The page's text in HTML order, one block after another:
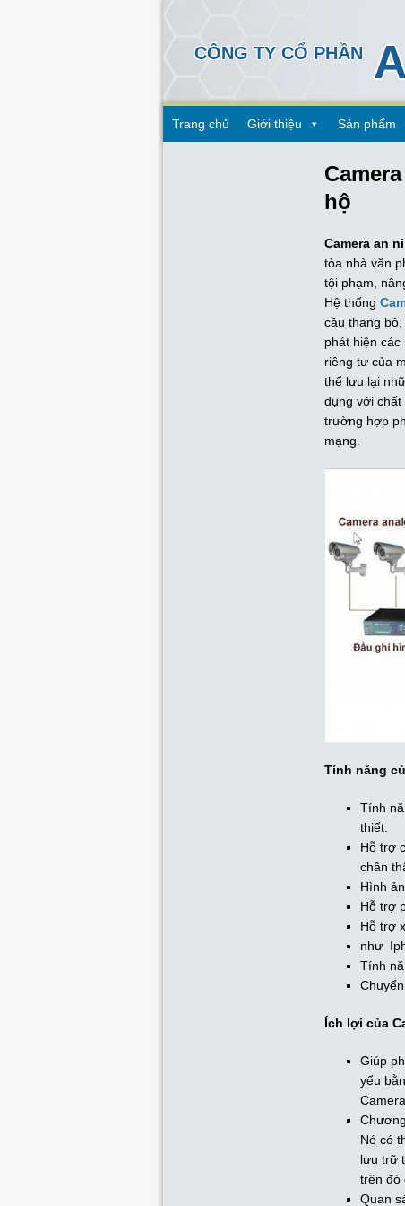
CÔNG TY CỔ PHẦN
Trang chủ Giới thiệu Sản phẩm
hộ
Camera an
tòa nhà văn
tội phạm,
Hệ thống
cầu thang
phát hiện
riêng tư của
thể lưu lại
dụng với
trường hợp
mạng.
Tính năng
Tính
thiết.
Hỗ trợ
chân
Hình
Hỗ trợ
Hỗ trợ
như
Tính
Ích lợi của
Giúp
yếu
Nó có
lưu trữ
trên đó
Quan